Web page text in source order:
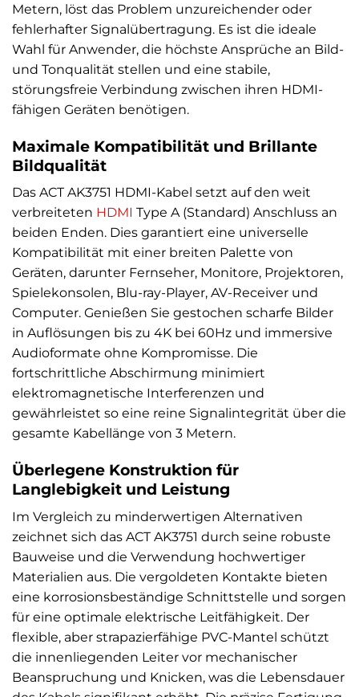
Metern, löst das Problem unzureichender oder
fehlerhafter Signalübertragung. Es ist die ideale
Wahl für Anwender, die höchste Ansprüche an Bild-
und Tonqualität stellen und eine stabile,
störungsfreie Verbindung zwischen ihren HDMI-
fähigen Geräten benötigen.
Maximale Kompatibilität und Brillante
Bildqualität
Das ACT AK3751 HDMI-Kabel setzt auf den weit
verbreiteten HDMI Type A (Standard) Anschluss an
beiden Enden. Dies garantiert eine universelle
Kompatibilität mit einer breiten Palette von
Geräten, darunter Fernseher, Monitore, Projektoren,
Spielekonsolen, Blu-ray-Player, AV-Receiver und
Computer. Genießen Sie gestochen scharfe Bilder
in Auflösungen bis zu 4K bei 60Hz und immersive
Audioformate ohne Kompromisse. Die
fortschrittliche Abschirmung minimiert
elektromagnetische Interferenzen und
gewährleistet so eine reine Signalintegrität über die
gesamte Kabellänge von 3 Metern.
Überlegene Konstruktion für
Langlebigkeit und Leistung
Im Vergleich zu minderwertigen Alternativen
zeichnet sich das ACT AK3751 durch seine robuste
Bauweise und die Verwendung hochwertiger
Materialien aus. Die vergoldeten Kontakte bieten
eine korrosionsbeständige Schnittstelle und sorgen
für eine optimale elektrische Leitfähigkeit. Der
flexible, aber strapazierfähige PVC-Mantel schützt
die innenliegenden Leiter vor mechanischer
Beanspruchung und Knicken, was die Lebensdauer